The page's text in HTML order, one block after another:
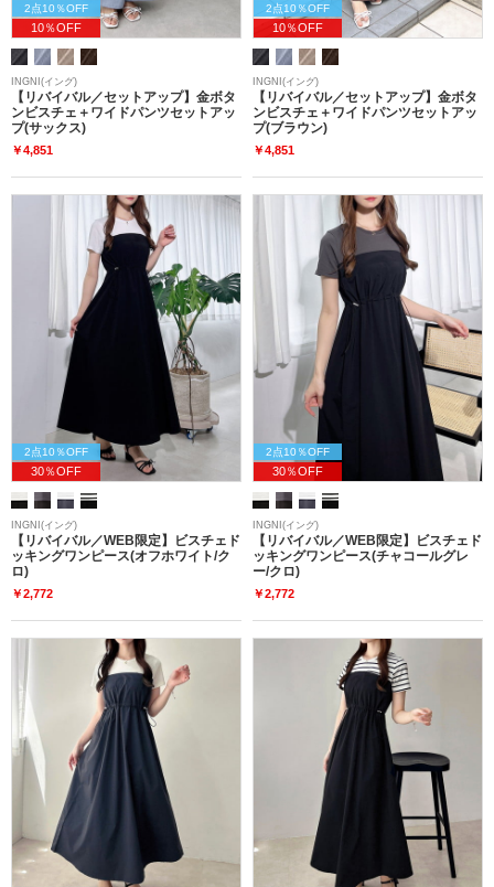
2点10％OFF
10％OFF
INGNI(イング)
【リバイバル／セットアップ】金ボタ
ンビスチェ＋ワイドパンツセットアッ
プ(サックス)
￥4,851
2点10％OFF
10％OFF
INGNI(イング)
【リバイバル／セットアップ】金ボタ
ンビスチェ＋ワイドパンツセットアッ
プ(ブラウン)
￥4,851
2点10％OFF
30％OFF
INGNI(イング)
【リバイバル／WEB限定】ビスチェド
ッキングワンピース(オフホワイト/ク
ロ)
￥2,772
2点10％OFF
30％OFF
INGNI(イング)
【リバイバル／WEB限定】ビスチェド
ッキングワンピース(チャコールグレ
ー/クロ)
￥2,772